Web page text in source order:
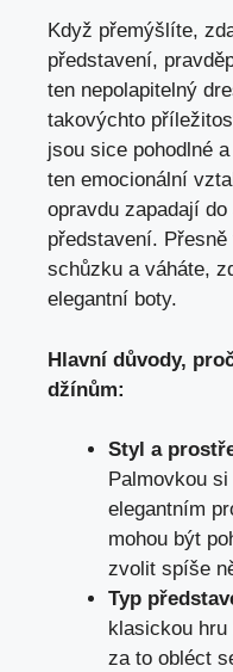
Když⁤ přemýšlíte,
představení,
ten ‌nepolapitelný
takovýchto
jsou ‍sice ⁤pohodlné
ten emocionální
opravdu zapadají
představení.⁤
schůzku a váháte,
elegantní boty.
Hlavní důvody,
⁢džínům:
Styl a
Palmovkou
elegantním
mohou být
zvolit spíše
Typ
klasickou hru
za to obléct⁢